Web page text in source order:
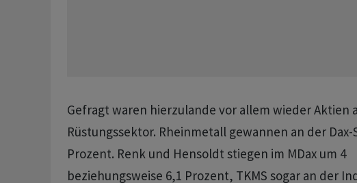
Gefragt waren hierzulande vor allem wieder Aktien
Rüstungssektor. Rheinmetall gewannen an der Dax-
Prozent. Renk und Hensoldt stiegen im MDax um 4
beziehungsweise 6,1 Prozent, TKMS sogar an der